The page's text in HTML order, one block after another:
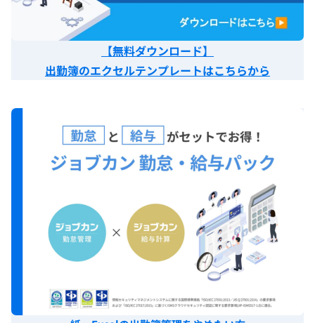
【無料ダウンロード】
出勤簿のエクセルテンプレートはこちらから